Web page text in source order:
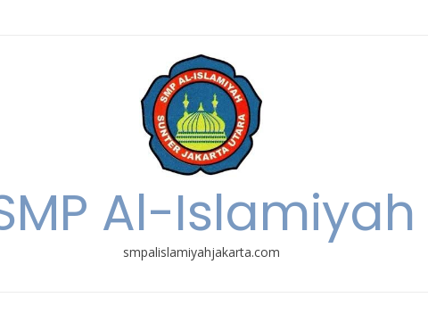
Al-Islamiyah
smpalislamiyahjakarta.com